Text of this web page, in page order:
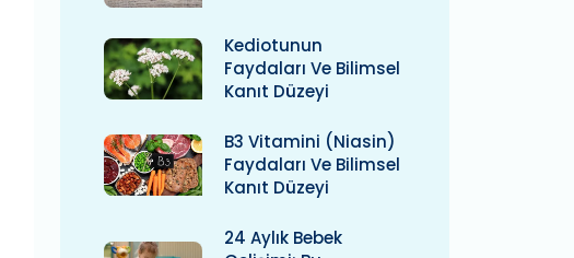
Kediotunun
Faydaları Ve Bilimsel
Kanıt Düzeyi
B3 Vitamini (niasin)
Faydaları Ve Bilimsel
Kanıt Düzeyi
24 Aylık Bebek